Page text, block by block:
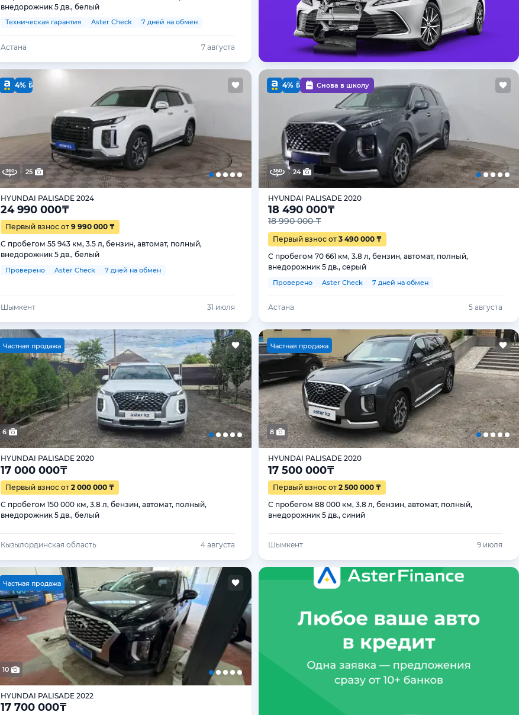
внедорожник 5 дв., белый
Техническая гарантия Aster Check 7 дней на обмен
Астана 7 августа
4%
25
HYUNDAI PALISADE 2024
24 990 000₸
Первый взнос от 9 990 000 ₸
С пробегом 55 943 км, 3.5 л, бензин, автомат, полный,
внедорожник 5 дв., белый
Проверено Aster Check 7 дней на обмен
Шымкент 31 июля
4% Снова в школу
24
HYUNDAI PALISADE 2020
18 490 000₸
18 990 000 ₸
Первый взнос от 3 490 000 ₸
С пробегом 70 661 км, 3.8 л, бензин, автомат, полный,
внедорожник 5 дв., серый
Проверено Aster Check 7 дней на обмен
Астана 5 августа
Частная продажа
6
HYUNDAI PALISADE 2020
17 000 000₸
Первый взнос от 2 000 000 ₸
С пробегом 150 000 км, 3.8 л, бензин, автомат, полный,
внедорожник 5 дв., белый
Кызылординская область 4 августа
Частная продажа
8
HYUNDAI PALISADE 2020
17 500 000₸
Первый взнос от 2 500 000 ₸
С пробегом 88 000 км, 3.8 л, бензин, автомат, полный,
внедорожник 5 дв., синий
Шымкент 9 июля
Частная продажа
10
HYUNDAI PALISADE 2022
17 700 000₸